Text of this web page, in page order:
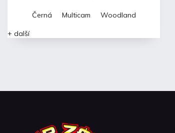
Černá Multicam Woodland
+ další